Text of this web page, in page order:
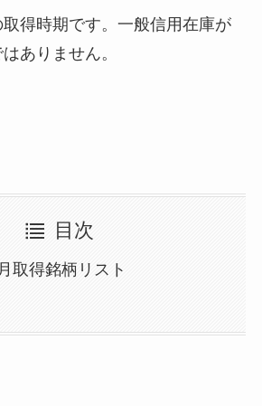
得時期です。一般信用在庫が
ありません。
目次
取得銘柄リスト